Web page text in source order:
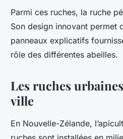
Parmi ces ruches, la ruche
Son design innovant permet
panneaux explicatifs
rôle des différentes abeilles.
Les ruches
ville
En Nouvelle-Zélande,